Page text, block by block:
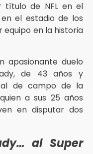
título de NFL en el
el estadio de los
equipo en la historia
apasionante duelo
de 43 años y
de campo de la
a sus 25 años
en disputar dos
al Super